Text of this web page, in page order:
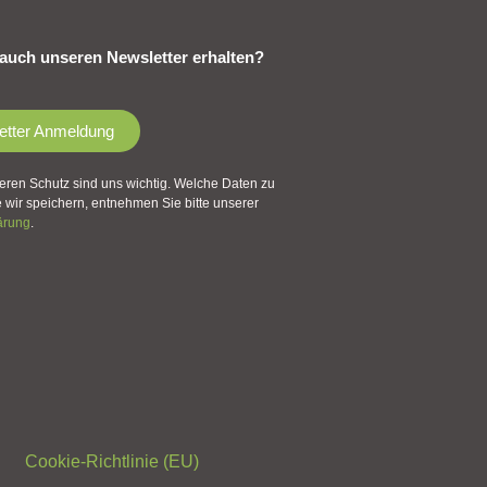
unseren Newsletter erhalten?
Anmeldung
Schutz sind uns wichtig. Welche Daten zu
wir speichern, entnehmen Sie bitte unserer
.
Cookie-Richtlinie (EU)